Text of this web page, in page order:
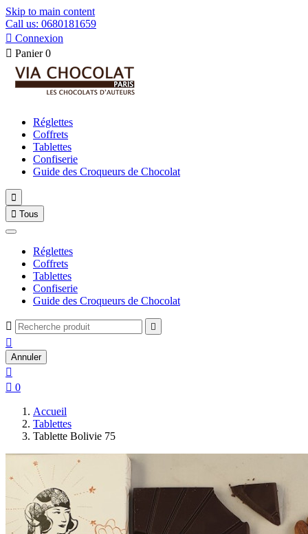
Skip to main content
Call us: 0680181659
 Connexion
 Panier 0
Réglettes
Coffrets
Tablettes
Confiserie
Guide des Croqueurs de Chocolat

 Tous
Réglettes
Coffrets
Tablettes
Confiserie
Guide des Croqueurs de Chocolat
 

Annuler

 0
Accueil
Tablettes
Tablette Bolivie 75